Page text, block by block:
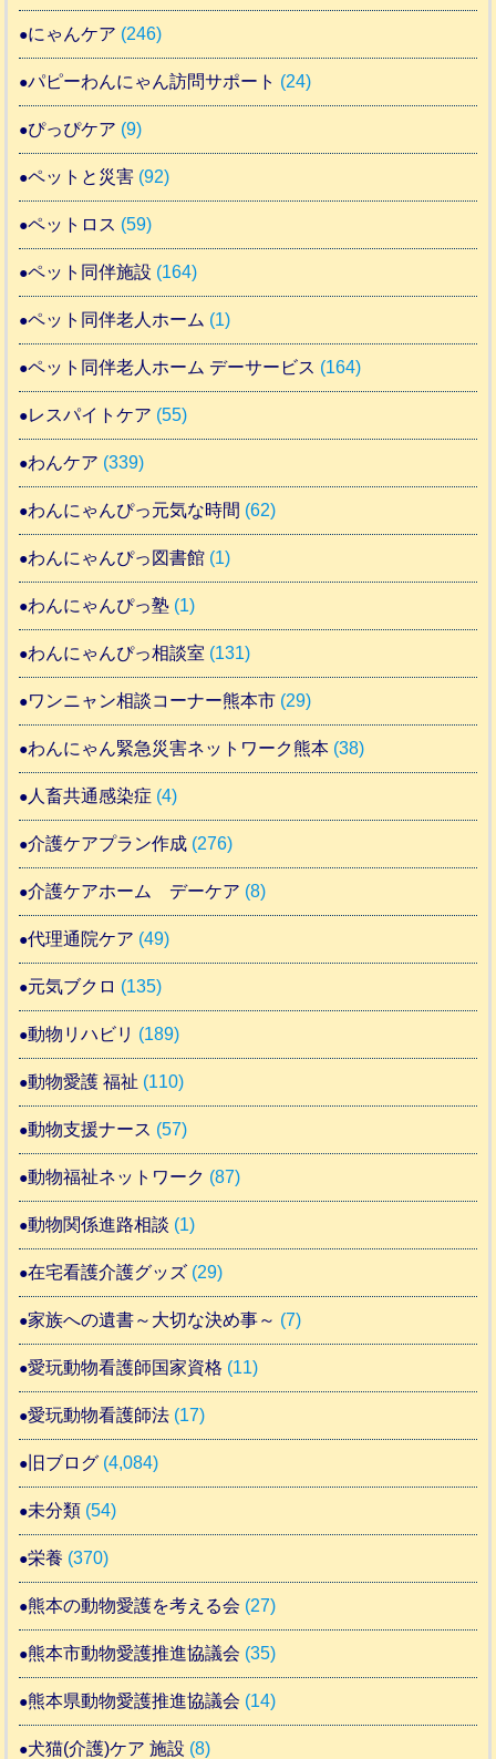
にゃんケア (246)
パピーわんにゃん訪問サポート (24)
ぴっぴケア (9)
ペットと災害 (92)
ペットロス (59)
ペット同伴施設 (164)
ペット同伴老人ホーム (1)
ペット同伴老人ホーム デーサービス (164)
レスパイトケア (55)
わんケア (339)
わんにゃんぴっ元気な時間 (62)
わんにゃんぴっ図書館 (1)
わんにゃんぴっ塾 (1)
わんにゃんぴっ相談室 (131)
ワンニャン相談コーナー熊本市 (29)
わんにゃん緊急災害ネットワーク熊本 (38)
人畜共通感染症 (4)
介護ケアプラン作成 (276)
介護ケアホーム デーケア (8)
代理通院ケア (49)
元気ブクロ (135)
動物リハビリ (189)
動物愛護 福祉 (110)
動物支援ナース (57)
動物福祉ネットワーク (87)
動物関係進路相談 (1)
在宅看護介護グッズ (29)
家族への遺書～大切な決め事～ (7)
愛玩動物看護師国家資格 (11)
愛玩動物看護師法 (17)
旧ブログ (4,084)
未分類 (54)
栄養 (370)
熊本の動物愛護を考える会 (27)
熊本市動物愛護推進協議会 (35)
熊本県動物愛護推進協議会 (14)
犬猫(介護)ケア 施設 (8)